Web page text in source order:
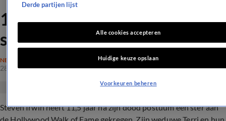
11,5 Jaar na z'n dood een
ster voor Steve Irwin
NEDERLAND
28 apr 2018, 18:11
Steven Irwin heeft 11,5 jaar na zijn dood postuum een ster aan
Derde partijen lijst
Alle cookies accepteren
Huidige keuze opslaan
Voorkeuren beheren